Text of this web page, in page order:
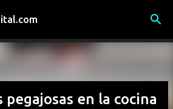
contenido principal
en la cocina